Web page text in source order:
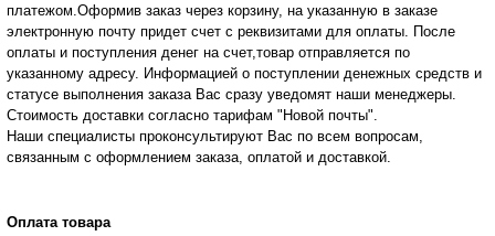
платежом.Оформив заказ через корзину, на указанную в заказе
электронную почту придет счет с реквизитами для оплаты. После
оплаты и поступления денег на счет,товар отправляется по
указанному адресу. Информацией о поступлении денежных средств и
статусе выполнения заказа Вас сразу уведомят наши менеджеры.
Стоимость доставки согласно тарифам "Новой почты".
Наши специалисты проконсультируют Вас по всем вопросам,
связанным с оформлением заказа, оплатой и доставкой.
Оплата товара